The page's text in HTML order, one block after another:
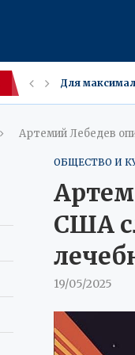
Для
В Махачкале
Пожар в
Европа
В
Пожар в
8 августа в
Артемий Лебедев
ОБЩЕСТВО И
США
19/05/2025